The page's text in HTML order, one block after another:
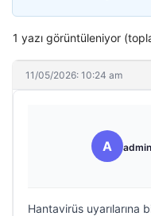
1 yazı görüntüleniyor
11/05/2026: 10:24 am
A admin
Hantavirüs uyarılarına